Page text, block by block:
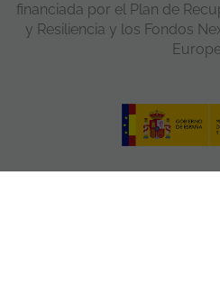
financiada por el Plan de
y Resiliencia y los Fondos